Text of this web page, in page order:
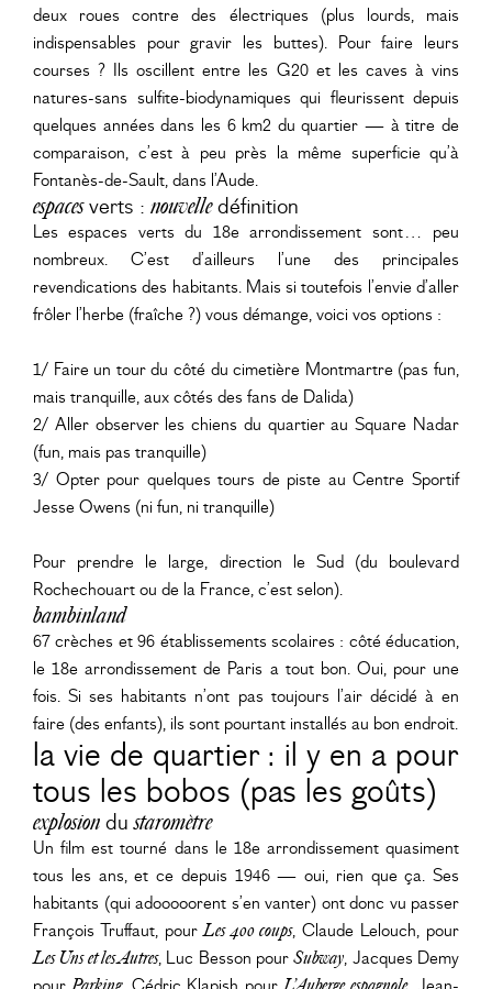
deux roues contre des électriques (plus lourds, mais
indispensables pour gravir les buttes). Pour faire leurs
courses ? Ils oscillent entre les G20 et les caves à vins
natures-sans sulfite-biodynamiques qui fleurissent depuis
quelques années dans les 6 km2 du quartier — à titre de
comparaison, c’est à peu près la même superficie qu’à
Fontanès-de-Sault, dans l’Aude.
espacesverts : nouvelledéfinition
Les espaces verts du 18e arrondissement sont… peu
nombreux. C’est d’ailleurs l’une des principales
revendications des habitants. Mais si toutefois l’envie d’aller
frôler l’herbe (fraîche ?) vous démange, voici vos options :
1/ Faire un tour du côté du cimetière Montmartre (pas fun,
mais tranquille, aux côtés des fans de Dalida)
2/ Aller observer les chiens du quartier au Square Nadar
(fun, mais pas tranquille)
3/ Opter pour quelques tours de piste au Centre Sportif
Jesse Owens (ni fun, ni tranquille)
Pour prendre le large, direction le Sud (du boulevard
Rochechouart ou de la France, c’est selon).
bambinland
67 crèches et 96 établissements scolaires : côté éducation,
le 18e arrondissement de Paris a tout bon. Oui, pour une
fois. Si ses habitants n’ont pas toujours l’air décidé à en
faire (des enfants), ils sont pourtant installés au bon endroit.
la vie de quartier : il y en a pour
tous les bobos (pas les goûts)
explosion dustaromètre
Un film est tourné dans le 18e arrondissement quasiment
tous les ans, et ce depuis 1946 — oui, rien que ça. Ses
habitants (qui adooooorent s’en vanter) ont donc vu passer
François Truffaut, pourLes 400 coups, Claude Lelouch, pour
Les Uns et les Autres, Luc Besson pour Subway, Jacques Demy